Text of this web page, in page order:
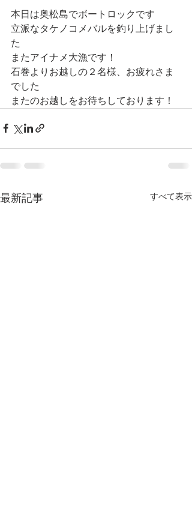
本日は奥松島でボートロックです
立派なタケノコメバルを釣り上げまし
た
またアイナメ大漁です！
石巻よりお越しの２名様、お疲れさま
でした
またのお越しをお待ちしております！
最新記事 すべて表示